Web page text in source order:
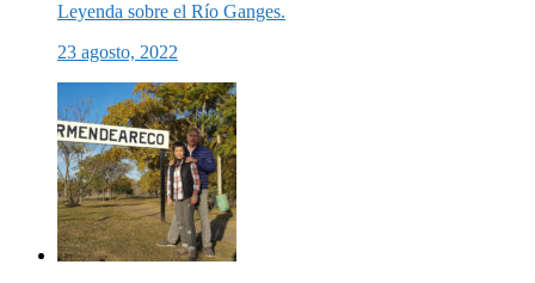
Leyenda sobre el Río Ganges.
23 agosto, 2022